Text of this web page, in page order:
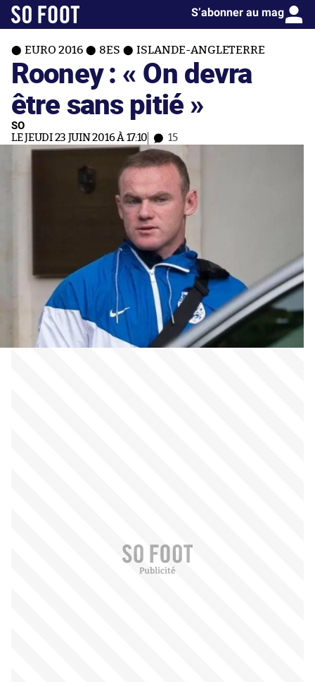
S’abonner au mag
EURO 2016 8ES ISLANDE-ANGLETERRE
Rooney : « On devra
être sans pitié »
SO
LE JEUDI 23 JUIN 2016 À 17:10 15